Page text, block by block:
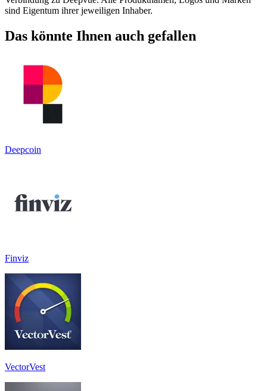
sind Eigentum ihrer jeweiligen Inhaber.
Das könnte Ihnen auch gefallen
Deepcoin
Finviz
VectorVest